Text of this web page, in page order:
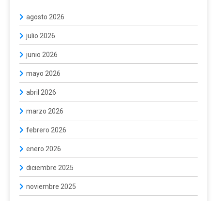
agosto 2026
julio 2026
junio 2026
mayo 2026
abril 2026
marzo 2026
febrero 2026
enero 2026
diciembre 2025
noviembre 2025